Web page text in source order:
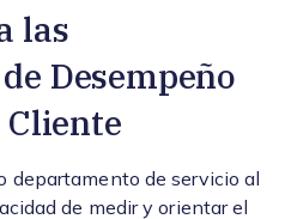
las
Desempeño
departamento de servicio al
de medir y orientar el